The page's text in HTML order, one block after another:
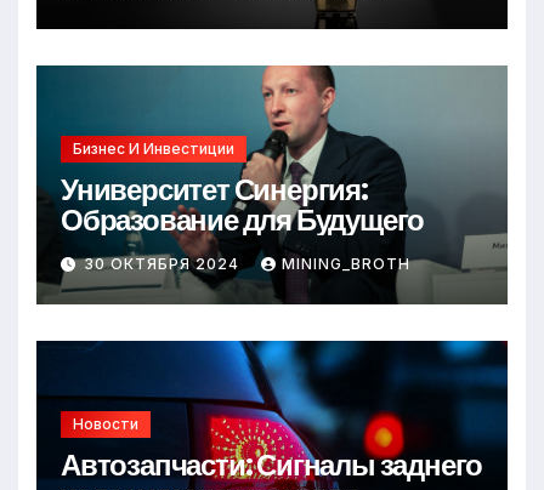
Бизнес И Инвестиции
Университет Синергия:
Образование для Будущего
30 ОКТЯБРЯ 2024 MINING_BROTH
Новости
Автозапчасти: Сигналы заднего